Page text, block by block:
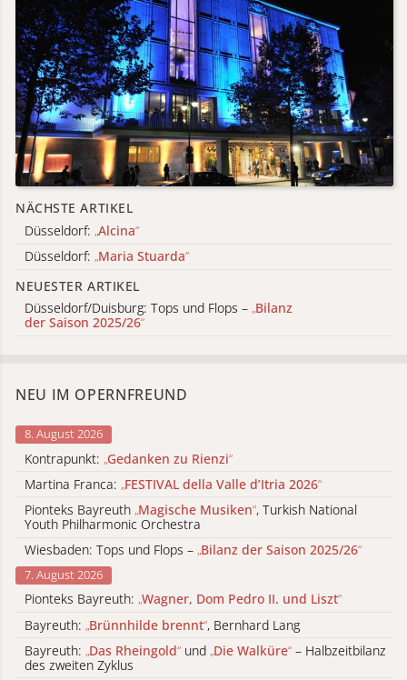
NÄCHSTE ARTIKEL
Düsseldorf: „Alcina“
Düsseldorf: „Maria Stuarda“
NEUESTER ARTIKEL
Düsseldorf/Duisburg: Tops und Flops – „Bilanz
der Saison 2025/26“
NEU IM OPERNFREUND
8. August 2026
Kontrapunkt: „Gedanken zu Rienzi“
Martina Franca: „FESTIVAL della Valle d’Itria 2026“
Pionteks Bayreuth „Magische Musiken“, Turkish National
Youth Philharmonic Orchestra
Wiesbaden: Tops und Flops – „Bilanz der Saison 2025/26“
7. August 2026
Pionteks Bayreuth: „Wagner, Dom Pedro II. und Liszt“
Bayreuth: „Brünnhilde brennt“, Bernhard Lang
Bayreuth: „Das Rheingold“ und „Die Walküre“ – Halbzeitbilanz
des zweiten Zyklus